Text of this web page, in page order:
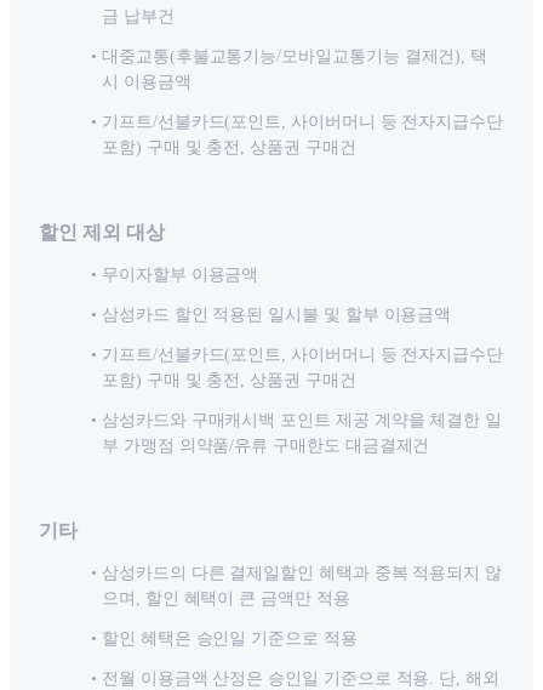
금 납부건
대중교통(후불교통기능/모바일교통기능 결제건), 택
시 이용금액
기프트/선불카드(포인트, 사이버머니 등 전자지급수단
포함) 구매 및 충전, 상품권 구매건
할인 제외 대상
무이자할부 이용금액
삼성카드 할인 적용된 일시불 및 할부 이용금액
기프트/선불카드(포인트, 사이버머니 등 전자지급수단
포함) 구매 및 충전, 상품권 구매건
삼성카드와 구매캐시백 포인트 제공 계약을 체결한 일
부 가맹점 의약품/유류 구매한도 대금결제건
기타
삼성카드의 다른 결제일할인 혜택과 중복 적용되지 않
으며, 할인 혜택이 큰 금액만 적용
할인 혜택은 승인일 기준으로 적용
전월 이용금액 산정은 승인일 기준으로 적용. 단, 해외